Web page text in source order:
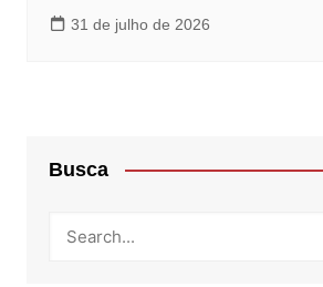
31 de julho de 2026
Busca